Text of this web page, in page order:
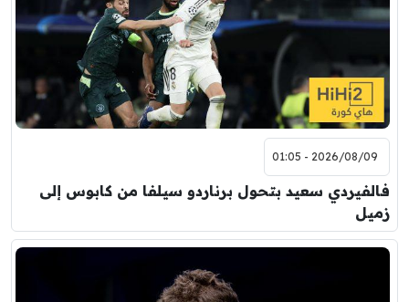
2026/08/09 - 01:05
فالفيردي سعيد بتحول برناردو سيلفا من كابوس إلى
زميل